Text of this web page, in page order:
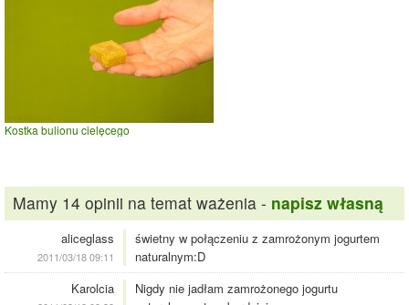
Kostka bulionu cielęcego
Mamy 14 opinii na temat ważenia - napisz własną
aliceglass
2011/03/18 09:11
świetny w połączeniu z zamrożonym jogurtem
naturalnym:D
Karolcia
Nigdy nie jadłam zamrożonego jogurtu